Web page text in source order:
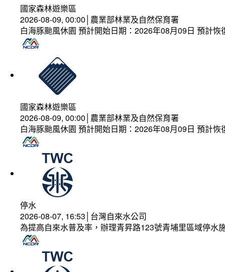
國家森林遊樂區
2026-08-09, 00:00│農業部林業及自然保育署
白海豚颱風休園 預計開始日期：2026年08月09日 預計
國家森林遊樂區
2026-08-09, 00:00│農業部林業及自然保育署
白海豚颱風休園 預計開始日期：2026年08月09日 預計
停水
2026-08-07, 16:53│台灣自來水公司
為提高自來水普及率，辦理青昇路123號青埔里區域停水